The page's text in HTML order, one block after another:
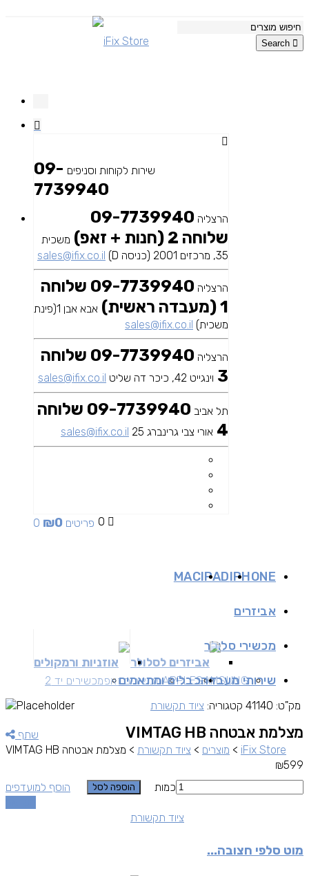
Search
שירות לקוחות וסניפים 09-
7739940
הרצליה 09-7739940
שלוחה 2 (חנות + זאפ)
משכית
35, מרכזים 2001 (כניסה D)
sales@ifix.co.il
הרצליה
09-7739940 שלוחה
1 (מעבדה ראשית)
אבא אבן 1(פינת
משכית) sales@ifix.co.il
הרצליה
09-7739940 שלוחה
3 וינגייט 42, כיכר דה שליט sales@ifix.co.il
תל אביב
09-7739940 שלוחה
4 אורי צבי גרינברג 25 sales@ifix.co.il
0 0 פריטים ₪0
IPHONE
IPAD
MAC
אביזרים
אביזרים לסלולר אוזניות ורמקולים
מכשירי סלולר
SAMSUNG
APPLEמכשירים זאפמכשירים יד 2 שירותי מעבדהכבלים ומתאמים
שתף
iFix Store
> מוצרים > ציוד תקשורת > מצלמת אבטחה VIMTAG HB
מצלמת אבטחה VIMTAG HB
₪599
כמות
הוספה לסל
הוסף למועדפים
מק"ט: 41140 קטגוריה: ציוד תקשורת
ציוד תקשורת
מוט סלפי חצובה...